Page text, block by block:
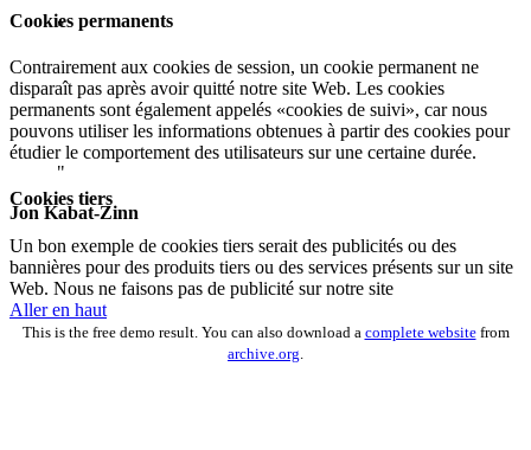
Écartez le voile de la non-conscience afin
de percevoir l’harmonie du moment
présent.
Jon Kabat-Zinn
Cookies permanents
Contrairement aux cookies de session, un cookie permanent ne
disparaît pas après avoir quitté notre site Web. Les cookies
permanents sont également appelés «cookies de suivi», car nous
pouvons utiliser les informations obtenues à partir des cookies pour
étudier le comportement des utilisateurs sur une certaine durée.
Cookies tiers
Un bon exemple de cookies tiers serait des publicités ou des
bannières pour des produits tiers ou des services présents sur un site
Web. Nous ne faisons pas de publicité sur notre site
Aller en haut
This is the free demo result. You can also download a complete websitefrom
archive.org